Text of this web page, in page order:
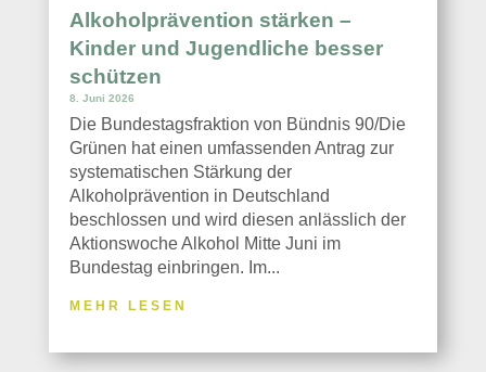
Alkoholprävention stärken –
Kinder und Jugendliche besser
schützen
8. Juni 2026
Die Bundestagsfraktion von Bündnis 90/Die
Grünen hat einen umfassenden Antrag zur
systematischen Stärkung der
Alkoholprävention in Deutschland
beschlossen und wird diesen anlässlich der
Aktionswoche Alkohol Mitte Juni im
Bundestag einbringen. Im...
MEHR LESEN